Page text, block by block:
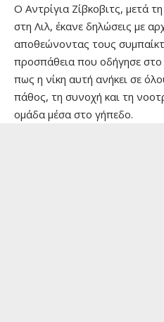
Ο Αντρίγια Ζίβκοβιτς, μετά
στη Λιλ, έκανε δηλώσεις με
αποθεώνοντας τους
προσπάθεια που οδήγησε στο
πως η νίκη αυτή ανήκει σε
πάθος, τη συνοχή και τη
ομάδα μέσα στο γήπεδο.